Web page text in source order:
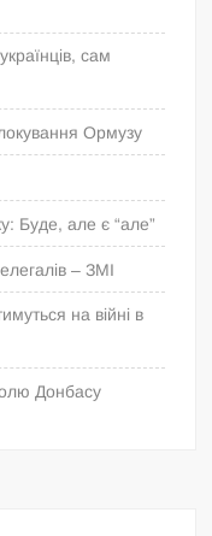
сам
Ормузу
Буде, але є “але”
– ЗМІ
на війні в
Донбасу